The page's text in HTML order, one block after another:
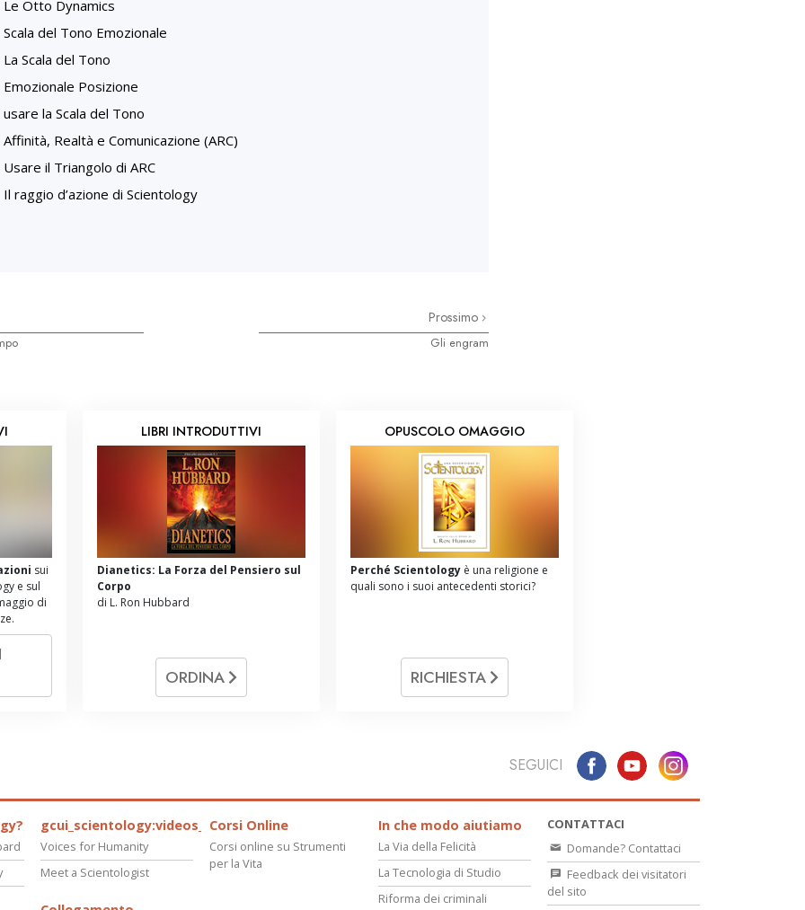
Le Otto Dynamics
Scala del Tono Emozionale
La Scala del Tono
Emozionale Posizione
usare la Scala del Tono
Affinità, Realtà e Comunicazione (ARC)
Usare il Triangolo di ARC
Il raggio d’azione di Scientology
Prossimo
Gli engram
sui
e sul
di
LIBRI INTRODUTTIVI
Dianetics: La Forza del Pensiero sul
Corpo
di L. Ron Hubbard
ORDINA
OPUSCOLO OMAGGIO
Perché Scientologyè una religione e
quali sono i suoi antecedenti storici?
RICHIESTA
SEGUICI
gcui_scientology:videos_about_kyalami_from_scnnw
Voices for Humanity
Meet a Scientologist
Corsi Online
Corsi online su Strumenti
per la Vita
In che modo aiutiamo
La Via della Felicità
La Tecnologia di Studio
Riforma dei criminali
CONTATTACI
Domande? Contattaci
Feedback dei visitatori
del sito